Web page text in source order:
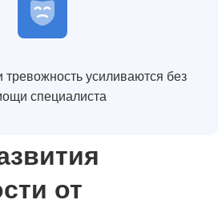
усиливаются без
специалиста
от